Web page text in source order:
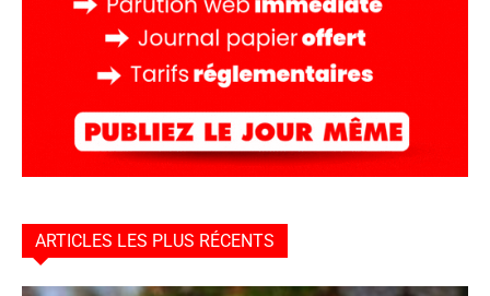
ARTICLES LES PLUS RÉCENTS